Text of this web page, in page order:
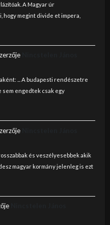
A Magyar úr
hogy megint divide et impera,
... A budapesti rendészetre
sem engedtek csak egy
és veszélyesebbek akik
magyar kormány jelenleg is ezt